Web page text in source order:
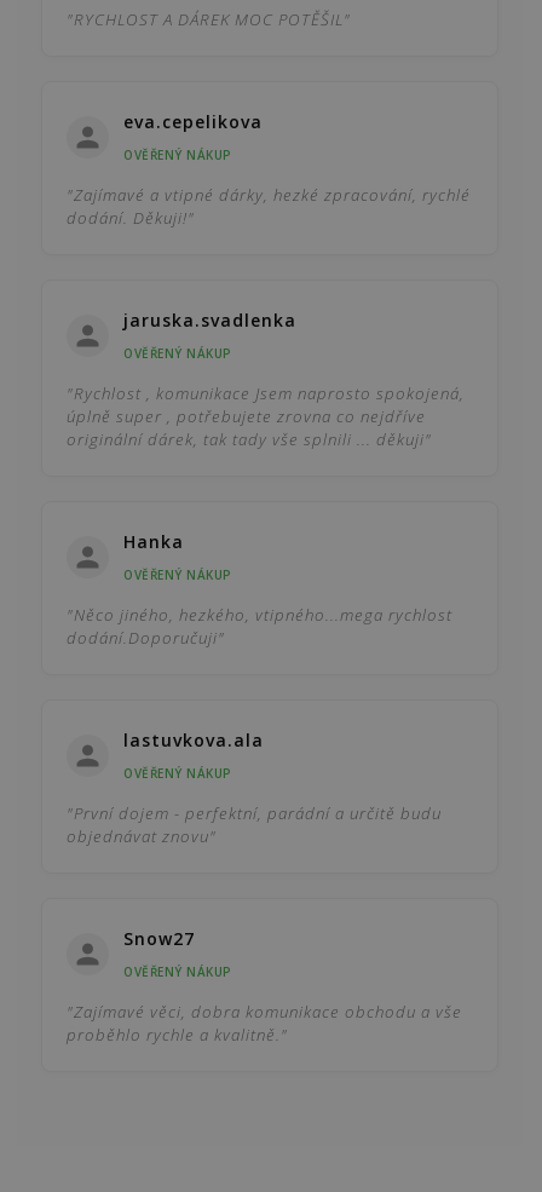
"RYCHLOST A DÁREK MOC POTĚŠIL"
eva.cepelikova
OVĚŘENÝ NÁKUP
"Zajímavé a vtipné dárky, hezké zpracování, rychlé
dodání. Děkuji!"
jaruska.svadlenka
OVĚŘENÝ NÁKUP
"Rychlost , komunikace Jsem naprosto spokojená,
úplně super , potřebujete zrovna co nejdříve
originální dárek, tak tady vše splnili ... děkuji"
Hanka
OVĚŘENÝ NÁKUP
"Něco jiného, hezkého, vtipného...mega rychlost
dodání.Doporučuji"
lastuvkova.ala
OVĚŘENÝ NÁKUP
"První dojem - perfektní, parádní a určitě budu
objednávat znovu"
Snow27
OVĚŘENÝ NÁKUP
"Zajímavé věci, dobra komunikace obchodu a vše
proběhlo rychle a kvalitně."